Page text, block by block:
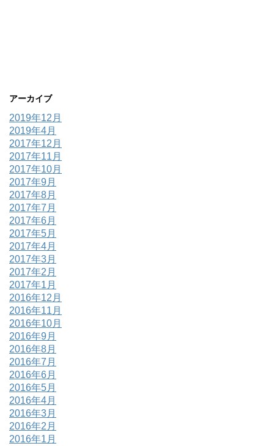
アーカイブ
2019年12月
2019年4月
2017年12月
2017年11月
2017年10月
2017年9月
2017年8月
2017年7月
2017年6月
2017年5月
2017年4月
2017年3月
2017年2月
2017年1月
2016年12月
2016年11月
2016年10月
2016年9月
2016年8月
2016年7月
2016年6月
2016年5月
2016年4月
2016年3月
2016年2月
2016年1月